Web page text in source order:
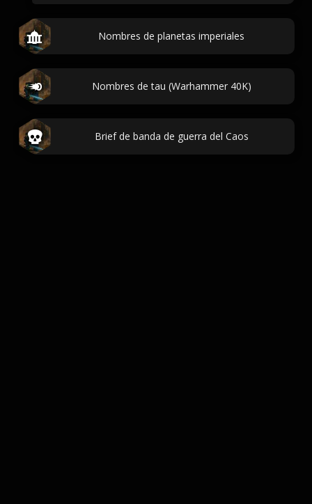
Nombres de planetas imperiales
Nombres de tau (Warhammer 40K)
Brief de banda de guerra del Caos